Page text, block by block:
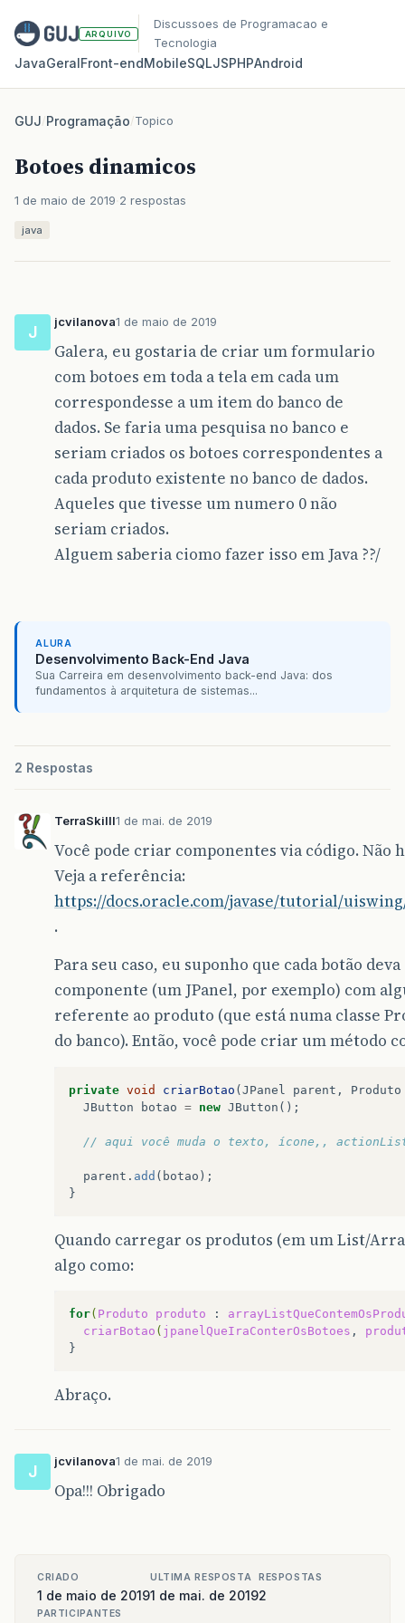
ARQUIVO
Discussoes de Programacao e
Tecnologia
JavaGeralFront‑endMobileSQLJSPHPAndroid
GUJ/Programação/Topico
Botoes dinamicos
1 de maio de 2019 2 respostas
java
J
jcvilanova1 de maio de 2019
Galera, eu gostaria de criar um formulario
com botoes em toda a tela em cada um
correspondesse a um item do banco de
dados. Se faria uma pesquisa no banco e
seriam criados os botoes correspondentes a
cada produto existente no banco de dados.
Aqueles que tivesse um numero 0 não
seriam criados.
Alguem saberia ciomo fazer isso em Java ??/
ALURA
Desenvolvimento Back-End Java
Sua Carreira em desenvolvimento back-end Java: dos
fundamentos à arquitetura de sistemas...
2 Respostas
TerraSkilll1 de mai. de 2019
Você pode criar componentes via código. Não
Veja a referência:
https://docs.oracle.com/javase/tutorial/
.
Para seu caso, eu suponho que cada botão
componente (um JPanel, por exemplo) com
referente ao produto (que está numa classe
do banco). Então, você pode criar um método
private void criarBotao ( JPanel parent ,
Produto
JButton
botao = new JButton ();
// aqui você muda o texto, ícone,,
parent . add ( botao );
}
Quando carregar os produtos (em um List/
algo como:
for( Produto produto :
criarBotao ( jpanelQueIraConterOsBotoes ,
Abraço.
J
jcvilanova1 de mai. de 2019
Opa!!! Obrigado
CRIADO
1 de maio de 2019
ULTIMA RESPOSTA
1 de mai. de 2019
RESPOSTAS
2
PARTICIPANTES